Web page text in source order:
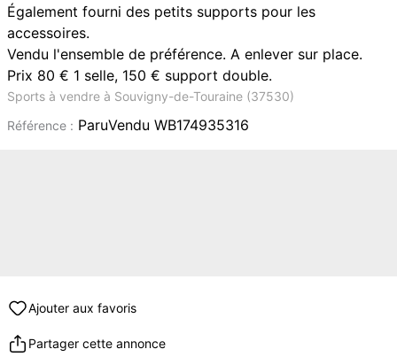
Également fourni des petits supports pour les
accessoires.
Vendu l'ensemble de préférence. A enlever sur place.
Prix 80 € 1 selle, 150 € support double.
Sports à vendre à Souvigny-de-Touraine (37530)
Référence : ParuVendu WB174935316
Ajouter aux favoris
Partager cette annonce